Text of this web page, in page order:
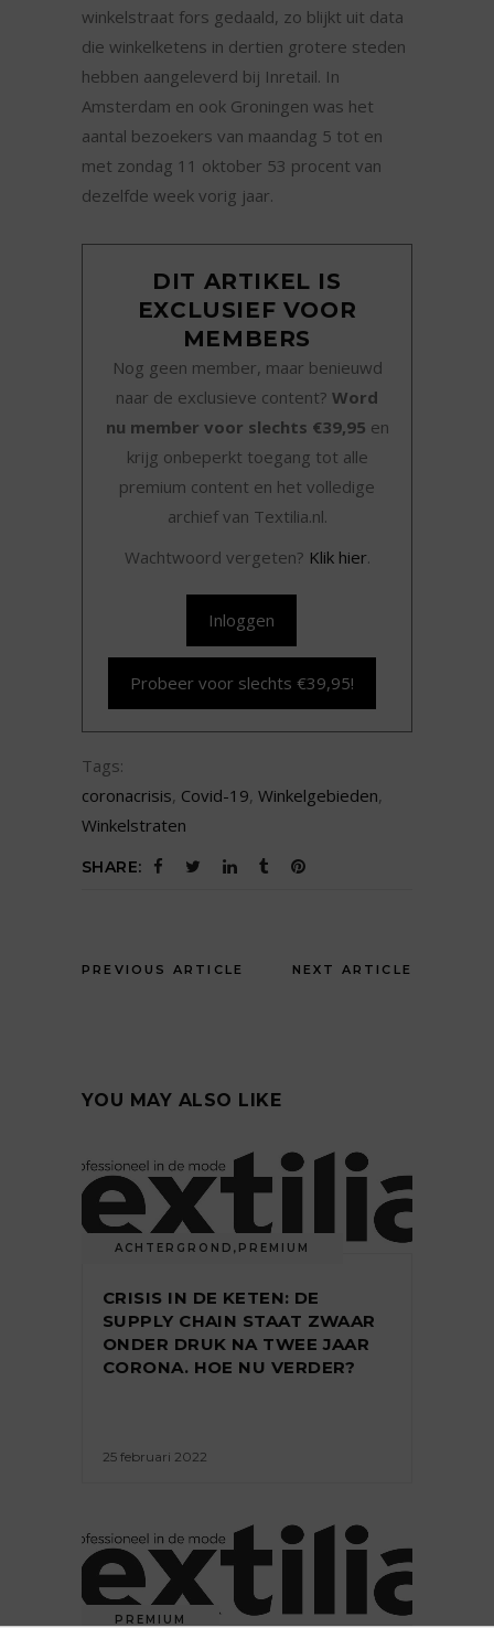
winkelstraat fors gedaald, zo blijkt uit data
die winkelketens in dertien grotere steden
hebben aangeleverd bij Inretail. In
Amsterdam en ook Groningen was het
aantal bezoekers van maandag 5 tot en
met zondag 11 oktober 53 procent van
dezelfde week vorig jaar.
DIT ARTIKEL IS
EXCLUSIEF VOOR
MEMBERS
Nog geen member, maar benieuwd
naar de exclusieve content? Word
nu member voor slechts €39,95 en
krijg onbeperkt toegang tot alle
premium content en het volledige
archief van Textilia.nl.
Wachtwoord vergeten? Klik hier.
Inloggen
Probeer voor slechts €39,95!
Tags:
coronacrisis, Covid-19, Winkelgebieden,
Winkelstraten
SHARE:
PREVIOUS ARTICLE NEXT ARTICLE
YOU MAY ALSO LIKE
ACHTERGROND , PREMIUM
CRISIS IN DE KETEN: DE
SUPPLY CHAIN STAAT ZWAAR
ONDER DRUK NA TWEE JAAR
CORONA. HOE NU VERDER?
25 februari 2022
PREMIUM